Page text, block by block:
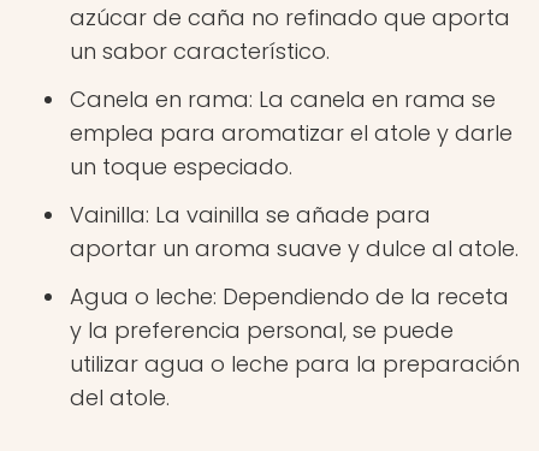
azúcar de caña no refinado que aporta
un sabor característico.
Canela en rama: La canela en rama se
emplea para aromatizar el atole y darle
un toque especiado.
Vainilla: La vainilla se añade para
aportar un aroma suave y dulce al atole.
Agua o leche: Dependiendo de la receta
y la preferencia personal, se puede
utilizar agua o leche para la preparación
del atole.